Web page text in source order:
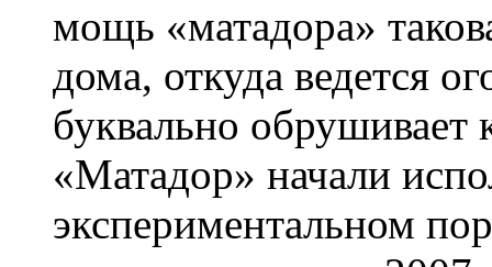
мощь «матадора»
дома, откуда ведется
буквально обрушивает
«Матадор» начали
экспериментальном